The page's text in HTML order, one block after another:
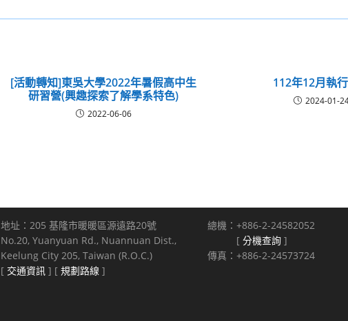
[活動轉知]東吳大學2022年暑假高中生
研習營(興趣探索了解學系特色)
2022-06-06
112年12月執
2024-01-
地址：205 基隆市暖暖區源遠路20號
No.20, Yuanyuan Rd., Nuannuan Dist.,
Keelung City 205, Taiwan (R.O.C.)
[ 交通資訊 ] [ 規劃路線 ]
總機：+886-2-24582052
[ 分機查詢 ]
傳真：+886-2-24573724